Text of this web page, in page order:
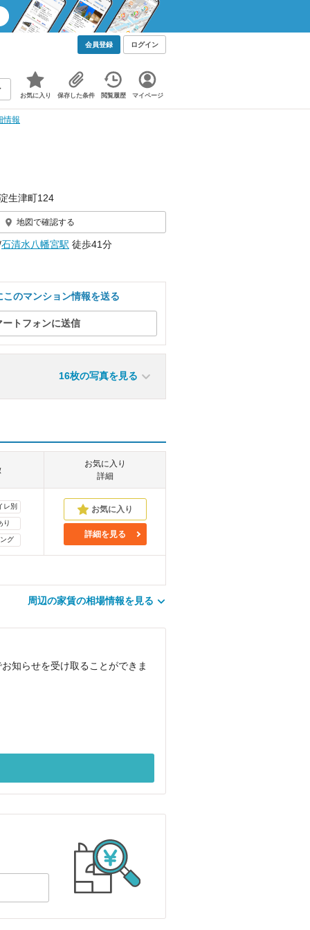
会員登録 ログイン
お気に入り 保存した条件 閲覧履歴 マイページ
情報
生津町124
地図で確認する
石清水八幡宮駅 徒歩41分
のマンション情報を送る
トフォンに送信
16枚の写真を見る
お気に入り
詳細
レ別
り
グ
詳細を見る
周辺の家賃の相場情報を見る
知らせを受け取ることができま